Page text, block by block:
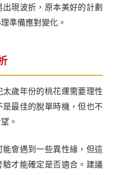
出現波折，原本美好的計劃
準備應對變化。
歲年份的桃花運需要理性
最佳的脫單時機，但也不
。
會遇到一些異性緣，但這
才能確定是否適合。建議